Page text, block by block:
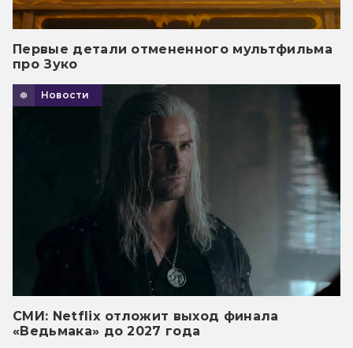
Первые детали отмененного мультфильма
про Зуко
Новости
СМИ: Netflix отложит выход финала
«Ведьмака» до 2027 года